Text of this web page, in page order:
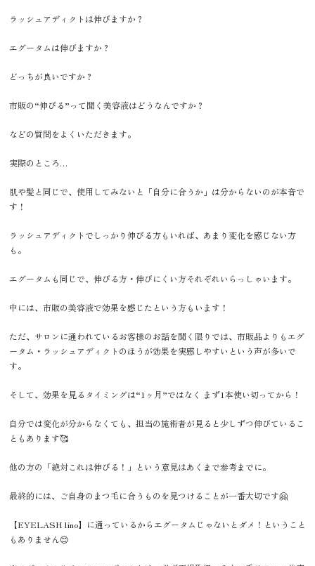
ラッシュアディクトは伸びますか？
エグータムは伸びますか？
どっちが良いですか？
市販の“伸びる”って聞く美容液はどうなんですか？
などの質問をよくいただきます。
実際のところ…
肌や髪と同じで、使用してみないと「自分に合うか」は分からないのが本音で
す！
ラッシュアディクトでしっかり伸びる方もいれば、あまり変化を感じない方
も。
エグータムも同じで、伸びる方・伸びにくい方それぞれいらっしゃいます。
中には、市販の美容液で効果を感じたという方もいます！
ただ、サロンに通われているお客様のお話を聞く限りでは、市販品よりもエグ
ータム・ラッシュアディクトのほうが効果を実感しやすいという声が多いで
す。
そして、効果を見るタイミングは“1ヶ月”ではなく まず1本使い切ってから！
自分では変化が分からなくても、担当の施術者が見ると少しずつ伸びているこ
ともあります🥰
他の方の「絶対これは伸びる！」という意見はあくまで参考までに。
最終的には、ご自身のまつ毛に合うものを見つけることが一番大切です🤗
【EYELASH lino】に通っているからエグータムじゃないとダメ！ということ
もありません😊